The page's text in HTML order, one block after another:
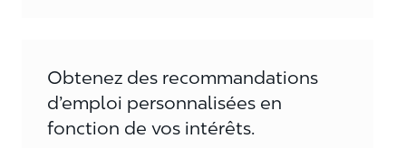
Obtenez des recommandations
d’emploi personnalisées en
fonction de vos intérêts.